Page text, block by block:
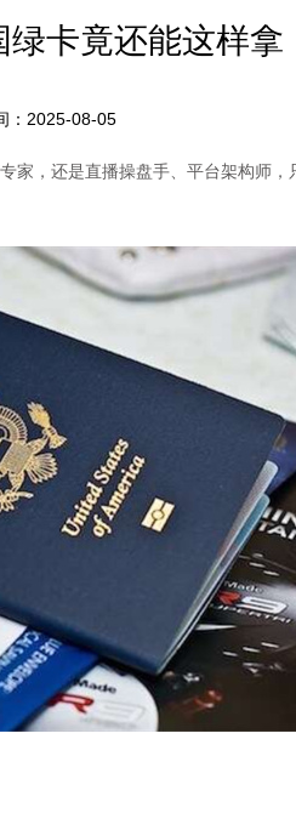
卡竟还能这样拿
：2025-08-05
，还是直播操盘手、平台架构师，